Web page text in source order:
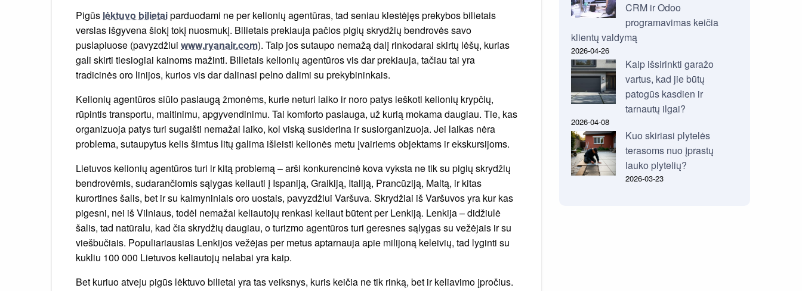
Pigūs lėktuvo bilietaiparduodami ne per kelionių agentūras, tad seniau klestėjęs prekybos bilietais
verslas išgyvena šiokį tokį nuosmukį. Bilietais prekiauja pačios pigių skrydžių bendrovės savo
puslapiuose (pavyzdžiui www.ryanair.com). Taip jos sutaupo nemažą dalį rinkodarai skirtų lėšų, kurias
gali skirti tiesiogiai kainoms mažinti. Bilietais kelionių agentūros vis dar prekiauja, tačiau tai yra
tradicinės oro linijos, kurios vis dar dalinasi pelno dalimi su prekybininkais.
Kelionių agentūros siūlo paslaugą žmonėms, kurie neturi laiko ir noro patys ieškoti kelionių krypčių,
rūpintis transportu, maitinimu, apgyvendinimu. Tai komforto paslauga, už kurią mokama daugiau. Tie, kas
organizuoja patys turi sugaišti nemažai laiko, kol viską susiderina ir susiorganizuoja. Jei laikas nėra
problema, sutaupytus kelis šimtus litų galima išleisti kelionės metu įvairiems objektams ir ekskursijoms.
Lietuvos kelionių agentūros turi ir kitą problemą – arši konkurencinė kova vyksta ne tik su pigių skrydžių
bendrovėmis, sudarančiomis sąlygas keliauti į Ispaniją, Graikiją, Italiją, Prancūziją, Maltą, ir kitas
kurortines šalis, bet ir su kaimyniniais oro uostais, pavyzdžiui Varšuva. Skrydžiai iš Varšuvos yra kur kas
pigesni, nei iš Vilniaus, todėl nemažai keliautojų renkasi keliaut būtent per Lenkiją. Lenkija – didžiulė
šalis, tad natūralu, kad čia skrydžių daugiau, o turizmo agentūros turi geresnes sąlygas su vežėjais ir su
viešbučiais. Populiariausias Lenkijos vežėjas per metus aptarnauja apie milijoną keleivių, tad lyginti su
kukliu 100 000 Lietuvos keliautojų nelabai yra kaip.
Bet kuriuo atveju pigūs lėktuvo bilietai yra tas veiksnys, kuris keičia ne tik rinką, bet ir keliavimo įpročius.
CRM ir Odoo
programavimas keičia
klientų valdymą
2026-04-26
Kaip išsirinkti garažo
vartus, kad jie būtų
patogūs kasdien ir
tarnautų ilgai?
2026-04-08
Kuo skiriasi plytelės
terasoms nuo įprastų
lauko plytelių?
2026-03-23